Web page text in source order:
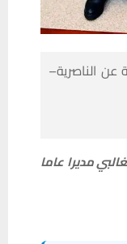
عن الناصرية–
مديرا عاما